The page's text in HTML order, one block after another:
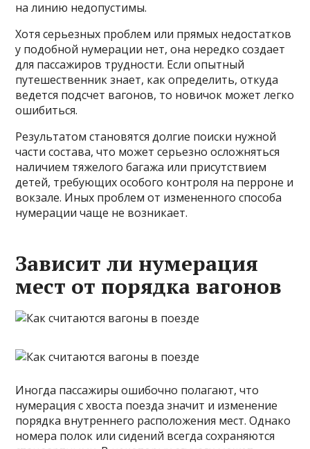
на линию недопустимы.
Хотя серьезных проблем или прямых недостатков
у подобной нумерации нет, она нередко создает
для пассажиров трудности. Если опытный
путешественник знает, как определить, откуда
ведется подсчет вагонов, то новичок может легко
ошибиться.
Результатом становятся долгие поиски нужной
части состава, что может серьезно осложняться
наличием тяжелого багажа или присутствием
детей, требующих особого контроля на перроне и
вокзале. Иных проблем от измененного способа
нумерации чаще не возникает.
Зависит ли нумерация
мест от порядка вагонов
Иногда пассажиры ошибочно полагают, что
нумерация с хвоста поезда значит и изменение
порядка внутреннего расположения мест. Однако
номера полок или сидений всегда сохраняются